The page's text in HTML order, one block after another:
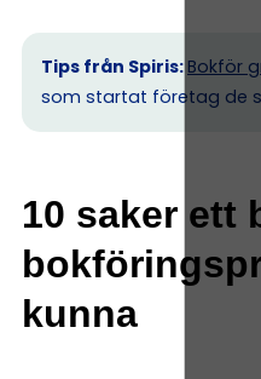
Tips från Spiris: Bokför
som startat företag de
10 saker ett
kunna